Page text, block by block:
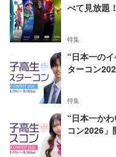
べて見放題
特集
“日本一の
ターコン
特集
“日本一か
コン2026」